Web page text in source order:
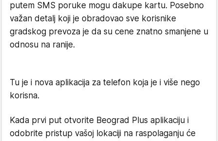
putem SMS poruke mogu dakupe kartu. Posebno
važan detalj koji je obradovao sve korisnike
gradskog prevoza je da su cene znatno smanjene u
odnosu na ranije.
Tu je i nova aplikacija za telefon koja je i više nego
korisna.
Kada prvi put otvorite Beograd Plus aplikaciju i
odobrite pristup vašoj lokaciji na raspolaganju će